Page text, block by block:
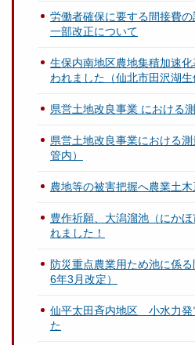
労働者確保に要する間接費
一部改正について
生保内南地区農地集積加速
われました（仙北市田沢湖
県営土地改良事業 における
県営土地改良事業における
管内）
農地等の被害把握へ農業土
豊作祈願、大潟溜池（にか
れました！
防災重点農業用ため池に係
6年3月改定）
仙平太田斉内地区 小水力発
た